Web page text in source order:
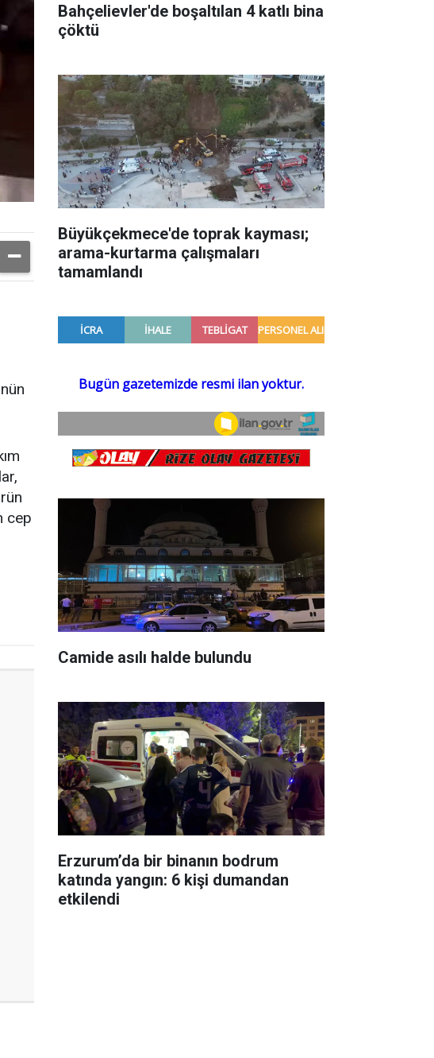
cep
Bahçelievler'de boşaltılan 4 katlı bina
çöktü
Büyükçekmece'de toprak kayması;
arama-kurtarma çalışmaları
tamamlandı
Camide asılı halde bulundu
Erzurum’da bir binanın bodrum
katında yangın: 6 kişi dumandan
etkilendi